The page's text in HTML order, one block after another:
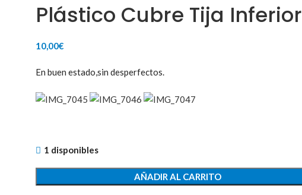
Plástico Cubre Tija Inferior
10,00€
En buen estado,sin desperfectos.
1 disponibles
AÑADIR AL CARRITO